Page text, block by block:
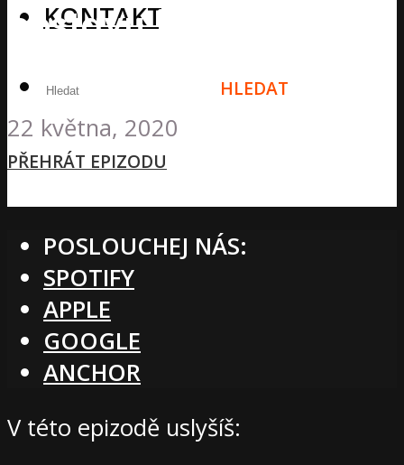
KONTAKT
HLEDAT
MENU
postavu i prožitek
22 května, 2020
PŘEHRÁT EPIZODU
POSLOUCHEJ NÁS:
SPOTIFY
APPLE
GOOGLE
ANCHOR
V této epizodě uslyšíš: